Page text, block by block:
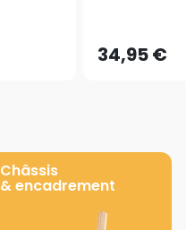
34,95 €
Châssis
& encadrement